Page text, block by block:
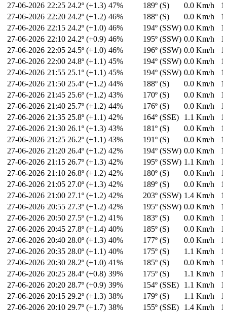
27-06-2026 22:25 24.2º (+1.3) 47% 189º (S) 0.0 Km/h
27-06-2026 22:20 24.2º (+1.2) 46% 188º (S) 0.0 Km/h
27-06-2026 22:15 24.2º (+1.0) 46% 194º (SSW) 0.0 Km/h
27-06-2026 22:10 24.2º (+0.9) 46% 195º (SSW) 0.0 Km/h
27-06-2026 22:05 24.5º (+1.0) 46% 196º (SSW) 0.0 Km/h
27-06-2026 22:00 24.8º (+1.1) 45% 194º (SSW) 0.0 Km/h
27-06-2026 21:55 25.1º (+1.1) 45% 194º (SSW) 0.0 Km/h
27-06-2026 21:50 25.4º (+1.2) 44% 188º (S) 0.0 Km/h
27-06-2026 21:45 25.6º (+1.2) 43% 170º (S) 0.0 Km/h
27-06-2026 21:40 25.7º (+1.2) 44% 176º (S) 0.0 Km/h
27-06-2026 21:35 25.8º (+1.1) 42% 164º (SSE) 1.1 Km/h
27-06-2026 21:30 26.1º (+1.3) 43% 181º (S) 0.0 Km/h
27-06-2026 21:25 26.2º (+1.1) 43% 191º (S) 0.0 Km/h
27-06-2026 21:20 26.4º (+1.2) 42% 194º (SSW) 0.0 Km/h
27-06-2026 21:15 26.7º (+1.3) 42% 195º (SSW) 1.1 Km/h
27-06-2026 21:10 26.8º (+1.2) 42% 180º (S) 0.0 Km/h
27-06-2026 21:05 27.0º (+1.3) 42% 189º (S) 0.0 Km/h
27-06-2026 21:00 27.1º (+1.2) 42% 203º (SSW) 1.4 Km/h
27-06-2026 20:55 27.3º (+1.2) 42% 195º (SSW) 0.0 Km/h
27-06-2026 20:50 27.5º (+1.2) 41% 183º (S) 0.0 Km/h
27-06-2026 20:45 27.8º (+1.4) 40% 185º (S) 0.0 Km/h
27-06-2026 20:40 28.0º (+1.3) 40% 177º (S) 0.0 Km/h
27-06-2026 20:35 28.0º (+1.1) 40% 175º (S) 1.1 Km/h
27-06-2026 20:30 28.2º (+1.0) 41% 185º (S) 0.0 Km/h
27-06-2026 20:25 28.4º (+0.8) 39% 175º (S) 1.1 Km/h
27-06-2026 20:20 28.7º (+0.9) 39% 154º (SSE) 1.1 Km/h
27-06-2026 20:15 29.2º (+1.3) 38% 179º (S) 1.1 Km/h
27-06-2026 20:10 29.7º (+1.7) 38% 155º (SSE) 1.4 Km/h